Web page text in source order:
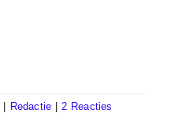
Redactie
2 Reacties